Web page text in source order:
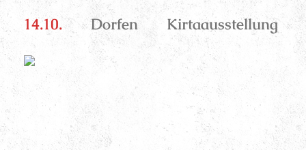
14.10. Dorfen Kirtaausstellung